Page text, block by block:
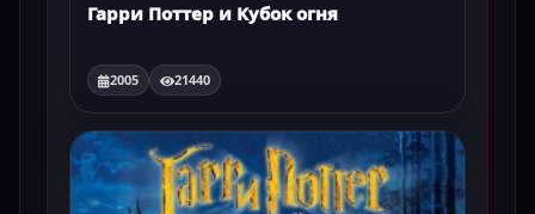
Гарри Поттер и Кубок огня
2005 21440